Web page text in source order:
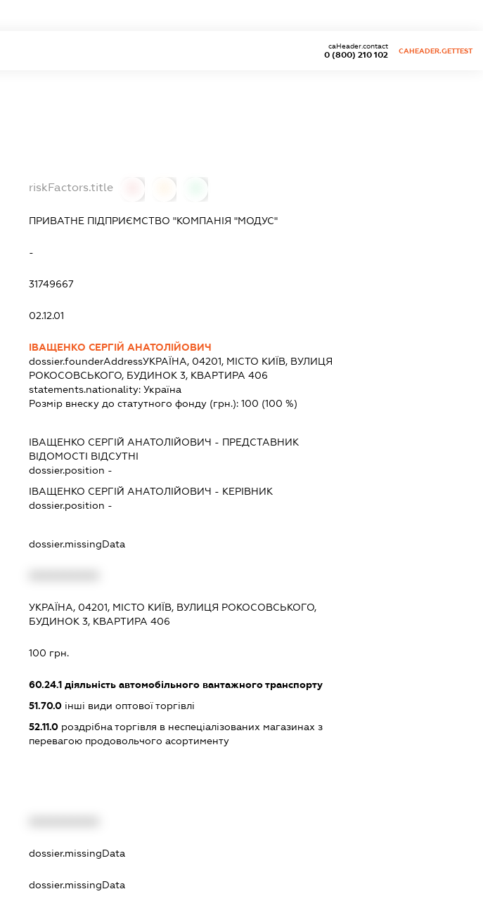
0 (800) 210 102
caHeader.contact
CAHEADER.GETTEST
riskFactors.title
ПРИВАТНЕ ПІДПРИЄМСТВО "КОМПАНІЯ "МОДУС"
-
31749667
02.12.01
ІВАЩЕНКО СЕРГІЙ АНАТОЛІЙОВИЧ
dossier.founderAddressУКРАЇНА, 04201, МІСТО КИЇВ, ВУЛИЦЯ
РОКОСОВСЬКОГО, БУДИНОК 3, КВАРТИРА 406
statements.nationality: Україна
Розмір внеску до статутного фонду (грн.): 100 (100 %)
ІВАЩЕНКО СЕРГІЙ АНАТОЛІЙОВИЧ - ПРЕДСТАВНИК
ВІДОМОСТІ ВІДСУТНІ
dossier.position -
ІВАЩЕНКО СЕРГІЙ АНАТОЛІЙОВИЧ - КЕРІВНИК
dossier.position -
dossier.missingData
УКРАЇНА, 04201, МІСТО КИЇВ, ВУЛИЦЯ РОКОСОВСЬКОГО,
БУДИНОК 3, КВАРТИРА 406
100 грн.
60.24.1діяльність автомобільного вантажного транспорту
51.70.0інші види оптової торгівлі
52.11.0роздрібна торгівля в неспеціалізованих магазинах з
перевагою продовольчого асортименту
dossier.missingData
dossier.missingData